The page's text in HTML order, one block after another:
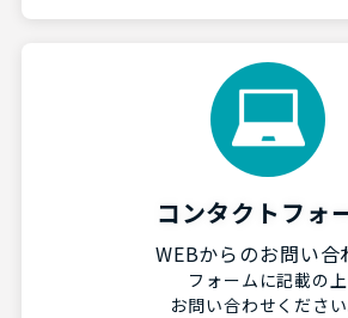
コンタクトフォ
WEBからのお問い合
フォームに記載の上
お問い合わせください